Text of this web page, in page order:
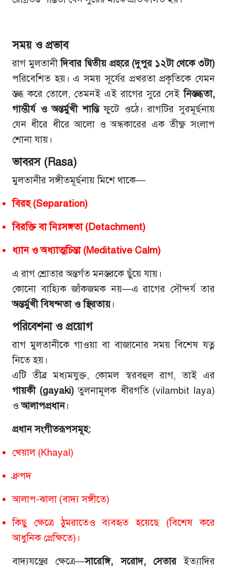
সময় ও প্রভাব
রাগ মুলতানীদিবার দ্বিতীয় প্রহরে (দুপুর ১২টা থেকে ৩টা)
পরিবেশিত হয়। এ সময় সূর্যের প্রখরতা প্রকৃতিকে যেমন
স্তব্ধ করে তোলে, তেমনই এই রাগের সুরে সেইনিস্তব্ধতা,
গাম্ভীর্য ও অন্তর্মুখী শান্তিফুটে ওঠে। রাগটির সুরমূর্ছনায়
যেন ধীরে ধীরে আলো ও অন্ধকারের এক তীক্ষ্ণ সংলাপ
শোনা যায়।
ভাবরস (Rasa)
মুলতানীর সঙ্গীতমূর্ছনায় মিশে থাকে—
বিরহ (Separation)
বিরক্তি বা নিঃসঙ্গতা (Detachment)
ধ্যান ও অধ্যাত্মচিন্তা (Meditative Calm)
এ রাগ শ্রোতার অন্তর্গত মনস্তরকে ছুঁয়ে যায়।
কোনো বাহ্যিক জাঁকজমক নয়—এ রাগের সৌন্দর্য তার
অন্তর্মুখী বিষণ্নতা ও স্থিরতায়।
পরিবেশনা ও প্রয়োগ
রাগ মুলতানীকে গাওয়া বা বাজানোর সময় বিশেষ যত্ন
নিতে হয়।
এটি তীব্র মধ‍্যমযুক্ত, কোমল স্বরবহুল রাগ, তাই এর
গায়কী (gayaki)তুলনামূলক ধীরগতি (vilambit laya)
ওআলাপপ্রধান।
প্রধান সংগীতরূপসমূহ:
খেয়াল (Khayal)
ধ্রুপদ
আলাপ-ঝালা (বাদ্য সঙ্গীতে)
কিছু ক্ষেত্রে ঠুমরাতেও ব্যবহৃত হয়েছে (বিশেষ করে
আধুনিক প্রেক্ষিতে)।
বাদ্যযন্ত্রের ক্ষেত্রে—সারেঙ্গি, সরোদ, সেতারইত্যাদির